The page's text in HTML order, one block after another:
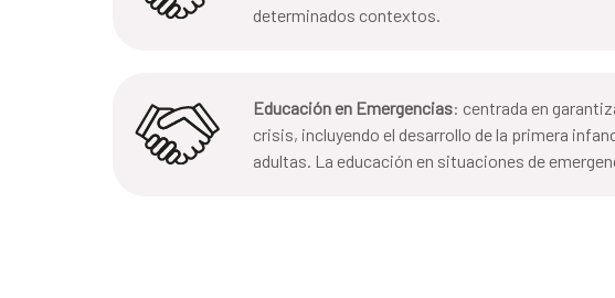
determinados contextos.
Educación en Emergencias: centrada en
crisis, incluyendo el desarrollo de la primera
adultas. La educación en situaciones de